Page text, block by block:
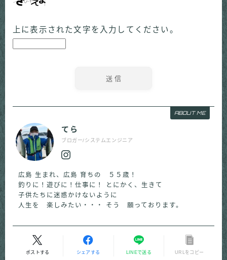
上に表示された文字を入力してください。
ABOUT ME
てら
ブロガー/システムエンジニア
広島 生まれ、広島 育ちの ５５歳！
釣りに！遊びに！仕事に！ とにかく、生きて
子供たちに迷惑かけないように
人生を 楽しみたい・・・ そう 願っております。
ポストする シェアする LINEで送る URLをコピー